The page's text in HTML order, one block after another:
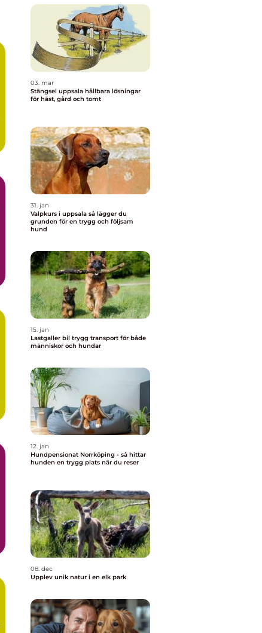
03. mar
Stängsel uppsala hållbara lösningar
för häst, gård och tomt
31. jan
Valpkurs i uppsala så lägger du
grunden för en trygg och följsam
hund
15. jan
Lastgaller bil trygg transport för både
människor och hundar
12. jan
Hundpensionat Norrköping - så hittar
hunden en trygg plats när du reser
08. dec
Upplev unik natur i en elk park